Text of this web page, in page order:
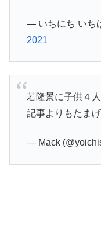
— いちにち いち
2021
若隆景に子供４
記事よりもたま
— Mack